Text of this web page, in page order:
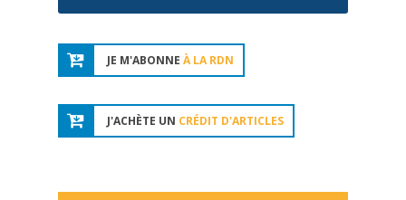
JE M'ABONNE À LA RDN
J'ACHÈTE UN CRÉDIT D'ARTICLES